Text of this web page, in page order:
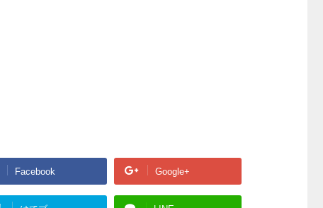
Facebook Google+